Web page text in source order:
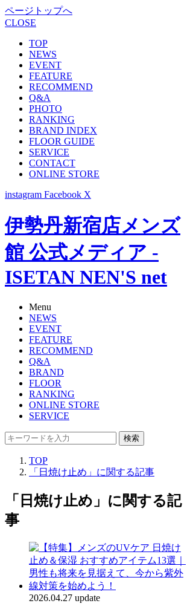
ページトップへ
CLOSE
TOP
NEWS
EVENT
FEATURE
RECOMMEND
Q&A
PHOTO
RANKING
BRAND INDEX
FLOOR GUIDE
SERVICE
CONTACT
ONLINE STORE
instagram Facebook X
伊勢丹新宿店メンズ
館 公式メディア -
ISETAN NEN'S net
Menu
NEWS
EVENT
FEATURE
RECOMMEND
Q&A
BRAND
FLOOR
RANKING
ONLINE STORE
SERVICE
検索
TOP
「日焼け止め」に関する記事
「日焼け止め」に関する記
事
2026.04.27 update